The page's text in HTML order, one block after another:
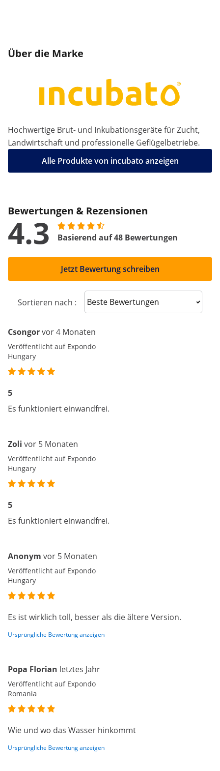
Über die Marke
Hochwertige Brut- und Inkubationsgeräte für Zucht,
Landwirtschaft und professionelle Geflügelbetriebe.
Alle Produkte von incubato anzeigen
Bewertungen & Rezensionen
4.3 Basierend auf 48 Bewertungen
Jetzt Bewertung schreiben
Sortieren nach : Sort reviews
Csongorvor 4 Monaten
Veröffentlicht auf Expondo
Hungary
5
Es funktioniert einwandfrei.
Zoli vor 5 Monaten
Veröffentlicht auf Expondo
Hungary
5
Es funktioniert einwandfrei.
Anonym vor 5 Monaten
Veröffentlicht auf Expondo
Hungary
Es ist wirklich toll, besser als die ältere Version.
Ursprüngliche Bewertung anzeigen
Popa Florian letztes Jahr
Veröffentlicht auf Expondo
Romania
Wie und wo das Wasser hinkommt
Ursprüngliche Bewertung anzeigen